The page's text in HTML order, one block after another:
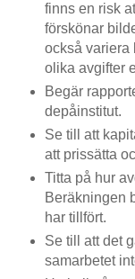
finns en risk
förskönar
också variera
olika avgifter
Begär
depåinstitut.
Se till att
att prissätta
Titta på hur
Beräkningen
har tillfört.
Se till att det
samarbetet